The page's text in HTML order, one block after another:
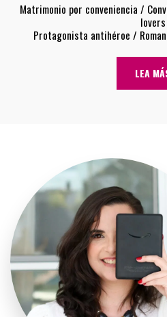
Matrimonio por conveniencia /
lovers
Protagonista antihéroe /
LEA